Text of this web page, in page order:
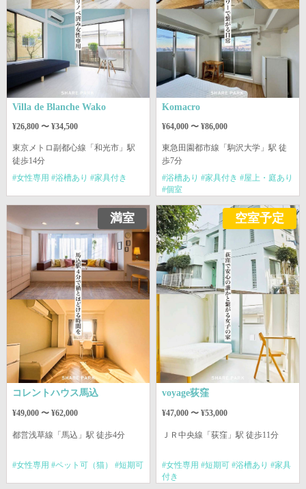
Villa de Blanche Wako
¥26,800 〜 ¥34,500
東京メトロ副都心線 「和光市」駅
徒歩14分
#女性専用 #浴槽あり #家具付き
Komacro
¥64,000 〜 ¥86,000
東急田園都市線 「駒沢大学」駅 徒
歩7分
#浴槽あり #家具付き #屋上・庭あり
#個室
コレントハウス馬込
¥49,000 〜 ¥62,000
都営浅草線 「馬込」駅 徒歩4分
#女性専用 #ペット可（猫） #短期可
満室
voyage荻窪
¥47,000 〜 ¥53,000
ＪＲ中央線 「荻窪」駅 徒歩11分
#女性専用 #短期可 #浴槽あり #家具
付き
空室予定